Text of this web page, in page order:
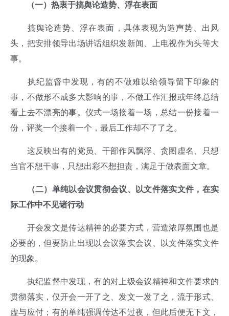
（一）热衷于搞舆论造势、浮在表面
搞舆论造势、浮在表面，具体表现为造声势、出风
头，把安排领导出场讲话组织发新闻、上电视作为头等大
事。
执纪监督中发现，有的不做难以给领导留下印象的
事，不做形不成多大影响的事，不做工作汇报或年终总结
看上去不漂亮的事。仪式一场接着一场，总结一份接着一
份，评奖一个接着一个，最后工作却不了了之。
这反映出有的党员、干部作风飘浮、贪图虚名、只想
当官不想干事，只想出彩不想担责，满足于做表面文章。
（二）单纯以会议贯彻会议、以文件落实文件，在实
际工作中不见诸行动
开会发文是传达精神的必要方式，营造浓厚氛围也是
必要的，但要防止出现以会议落实会议、以文件落实文件
的现象。
执纪监督中发现，有的对上级会议精神和文件要求的
贯彻落实，仅开会一开了之、发文一发了之，流于形式、
虚与应付；有的单纯强调传达不过夜，但此后便无下文，